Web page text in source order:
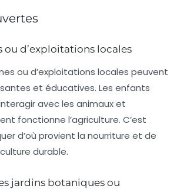
ou d’exploitations locales
ou d’exploitations locales peuvent
et éducatives. Les enfants
avec les animaux et
fonctionne l’agriculture. C’est
d’où provient la nourriture et de
durable.
jardins botaniques ou